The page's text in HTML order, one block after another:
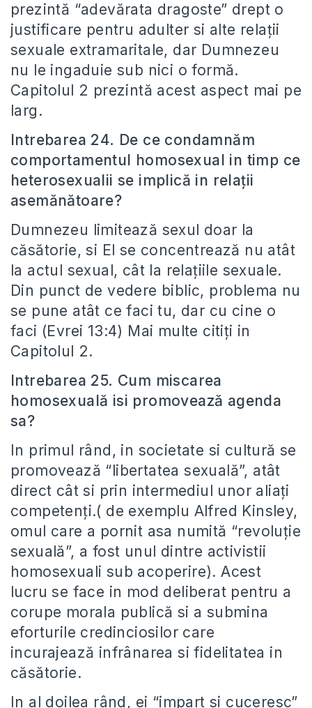
prezintă “adevărata dragoste” drept o
justificare pentru adulter si alte relații
sexuale extramaritale, dar Dumnezeu
nu le ingaduie sub nici o formă.
Capitolul 2 prezintă acest aspect mai pe
larg.
Intrebarea 24. De ce condamnăm
comportamentul homosexual in timp ce
heterosexualii se implică in relații
asemănătoare?
Dumnezeu limitează sexul doar la
căsătorie, si El se concentrează nu atât
la actul sexual, cât la relațiile sexuale.
Din punct de vedere biblic, problema nu
se pune atât ce faci tu, dar cu cine o
faci (Evrei 13:4) Mai multe citiți in
Capitolul 2.
Intrebarea 25. Cum miscarea
homosexuală isi promovează agenda
sa?
In primul rând, in societate si cultură se
promovează “libertatea sexuală”, atât
direct cât si prin intermediul unor aliați
competenți.( de exemplu Alfred Kinsley,
omul care a pornit asa numită “revoluție
sexuală”, a fost unul dintre activistii
homosexuali sub acoperire). Acest
lucru se face in mod deliberat pentru a
corupe morala publică si a submina
eforturile credinciosilor care
incurajează infrânarea si fidelitatea in
căsătorie.
In al doilea rând, ei “impart si cuceresc”